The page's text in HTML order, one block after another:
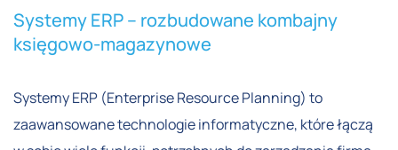
Systemy ERP – rozbudowane kombajny
księgowo-magazynowe
Systemy ERP (Enterprise Resource Planning) to
zaawansowane technologie informatyczne, które łączą